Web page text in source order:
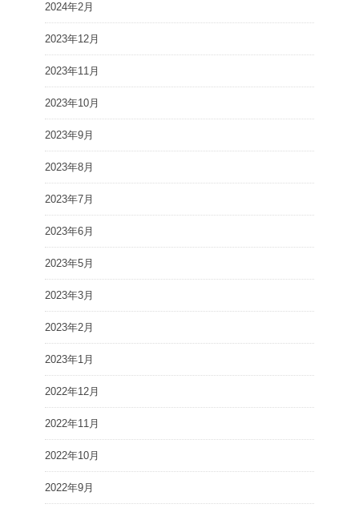
2024年2月
2023年12月
2023年11月
2023年10月
2023年9月
2023年8月
2023年7月
2023年6月
2023年5月
2023年3月
2023年2月
2023年1月
2022年12月
2022年11月
2022年10月
2022年9月